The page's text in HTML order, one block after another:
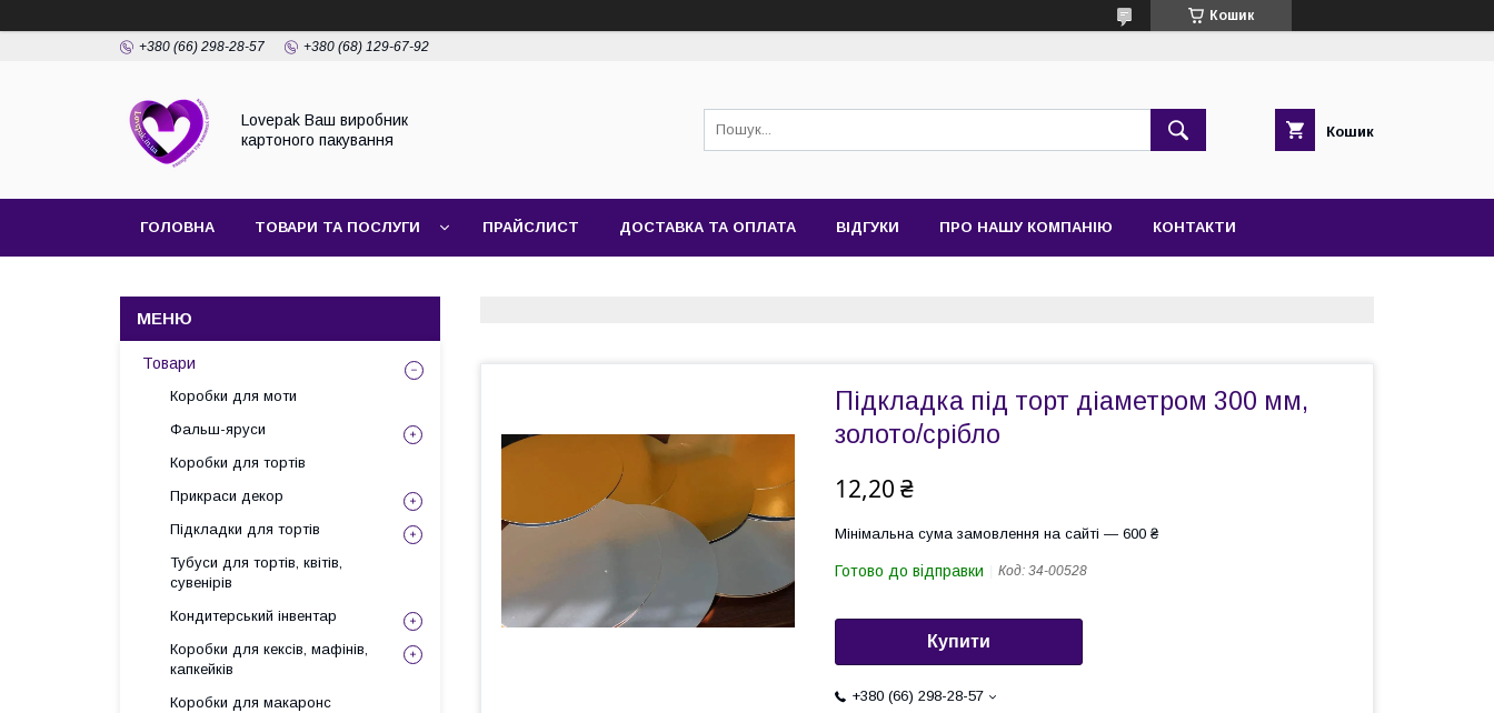
Кошик
+380 (66) 298-28-57 +380 (68) 129-67-92
Lovepak Ваш виробник
картоного пакування
Кошик
ГОЛОВНА ТОВАРИ ТА ПОСЛУГИ ПРАЙСЛИСТ ДОСТАВКА ТА ОПЛАТА ВІДГУКИ ПРО НАШУ КОМПАНІЮ КОНТАКТИ
Підкладка під торт діаметром 300 мм,
золото/срібло
12,20 ₴
Мінімальна сума замовлення на сайті — 600 ₴
Готово до відправки Код: 34-00528
Купити
+380 (66) 298-28-57
Товари
Коробки для моти
Фальш-яруси
Коробки для тортів
Прикраси декор
Підкладки для тортів
Тубуси для тортів, квітів,
сувенірів
Кондитерський інвентар
Коробки для кексів, мафінів,
капкейків
Коробки для макаронс